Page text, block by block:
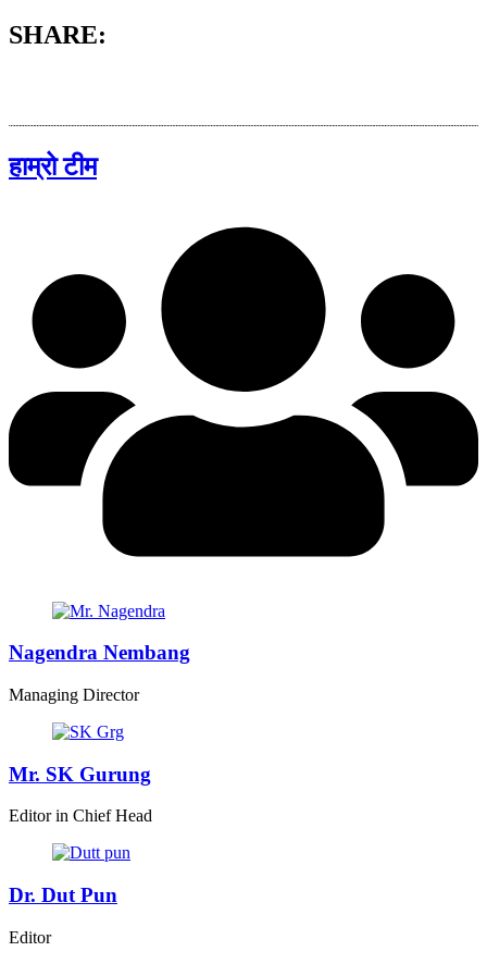
SHARE:
हाम्रो टीम
Nagendra Nembang
Managing Director
Mr. SK Gurung
Editor in Chief Head
Dr. Dut Pun
Editor